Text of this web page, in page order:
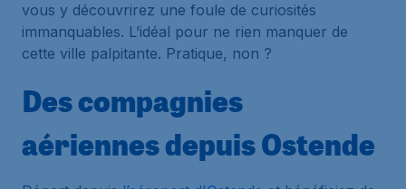
vous y découvrirez une foule de curiosités
immanquables. L’idéal pour ne rien manquer de
cette ville palpitante. Pratique, non ?
Des compagnies
aériennes depuis Ostende